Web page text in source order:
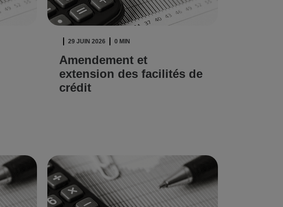
29 JUIN 2026 0 MIN
Amendement et
extension des facilités de
crédit